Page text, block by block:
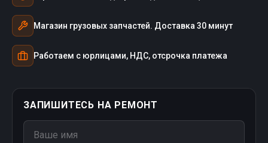
Магазин грузовых запчастей. Доставка 30 минут
Работаем с юрлицами, НДС, отсрочка платежа
ЗАПИШИТЕСЬ НА РЕМОНТ